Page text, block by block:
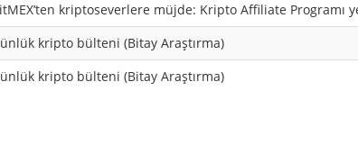
kriptoseverlere müjde: Kripto Affiliate Programı
kripto bülteni (Bitay Araştırma)
kripto bülteni (Bitay Araştırma)